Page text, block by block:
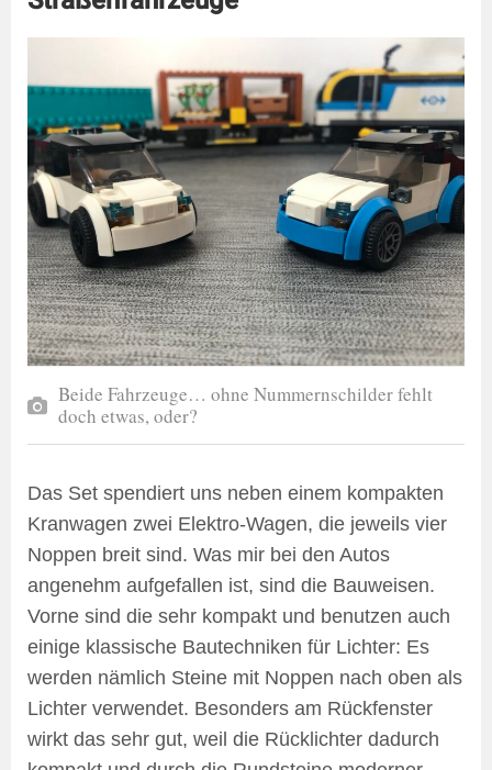
Beide Fahrzeuge… ohne Nummernschilder fehlt
doch etwas, oder?
Das Set spendiert uns neben einem kompakten
Kranwagen zwei Elektro-Wagen, die jeweils vier
Noppen breit sind. Was mir bei den Autos
angenehm aufgefallen ist, sind die Bauweisen.
Vorne sind die sehr kompakt und benutzen auch
einige klassische Bautechniken für Lichter: Es
werden nämlich Steine mit Noppen nach oben als
Lichter verwendet. Besonders am Rückfenster
wirkt das sehr gut, weil die Rücklichter dadurch